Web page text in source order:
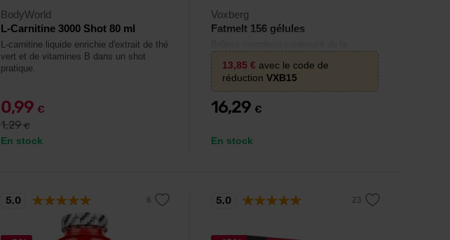
BodyWorld
L-Carnitine 3000 Shot 80 ml
L-carnitine liquide enrichie d'extrait de thé
vert et de vitamines B dans un shot
pratique.
0,99 €
1,29€
En stock
Voxberg
Fatmelt 156 gélules
carnitine, du yerba mate et du garcinia
cambogia.
13,85 €
réduction VXB15
16,29 €
En stock
5,0 5,0